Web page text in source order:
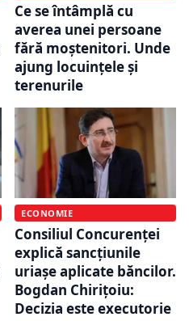
Ce se întâmplă cu
averea unei persoane
fără moștenitori. Unde
ajung locuințele și
terenurile
ECONOMIE
Consiliul Concurenței
explică sancțiunile
uriașe aplicate băncilor.
Bogdan Chirițoiu:
Decizia este executorie